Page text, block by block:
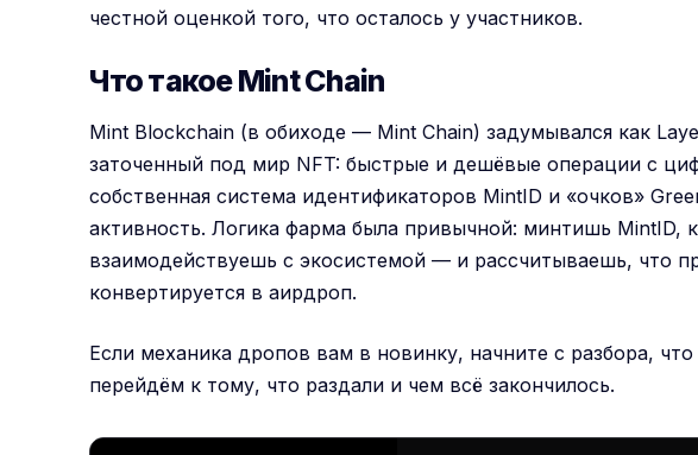
честной оценкой того, что осталось у участников.
Что такое Mint Chain
Mint Blockchain (в обиходе — Mint Chain) задумывался как
заточенный под мир NFT: быстрые и дешёвые операции с
собственная система идентификаторов MintID и «очков»
активность. Логика фарма была привычной: минтишь MintID,
взаимодействуешь с экосистемой — и рассчитываешь, что
конвертируется в аирдроп.
Если механика дропов вам в новинку, начните с разбора,
перейдём к тому, что раздали и чем всё закончилось.